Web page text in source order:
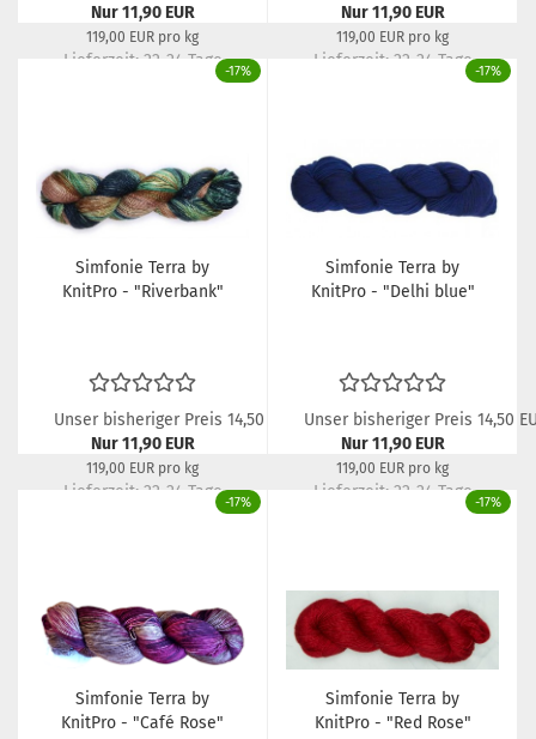
Nur 11,90 EUR
119,00 EUR pro kg
Lieferzeit: 22-24 Tage
Nur 11,90 EUR
119,00 EUR pro kg
Lieferzeit: 22-24 Tage
-17%
Simfonie Terra by
KnitPro - "Riverbank"
Unser bisheriger Preis 14,50 EUR
Nur 11,90 EUR
119,00 EUR pro kg
Lieferzeit: 22-24 Tage
-17%
Simfonie Terra by
KnitPro - "Delhi blue"
Unser bisheriger Preis 14,50
Nur 11,90 EUR
119,00 EUR pro kg
Lieferzeit: 22-24 Tage
-17%
Simfonie Terra by
KnitPro - "Café Rose"
-17%
Simfonie Terra by
KnitPro - "Red Rose"